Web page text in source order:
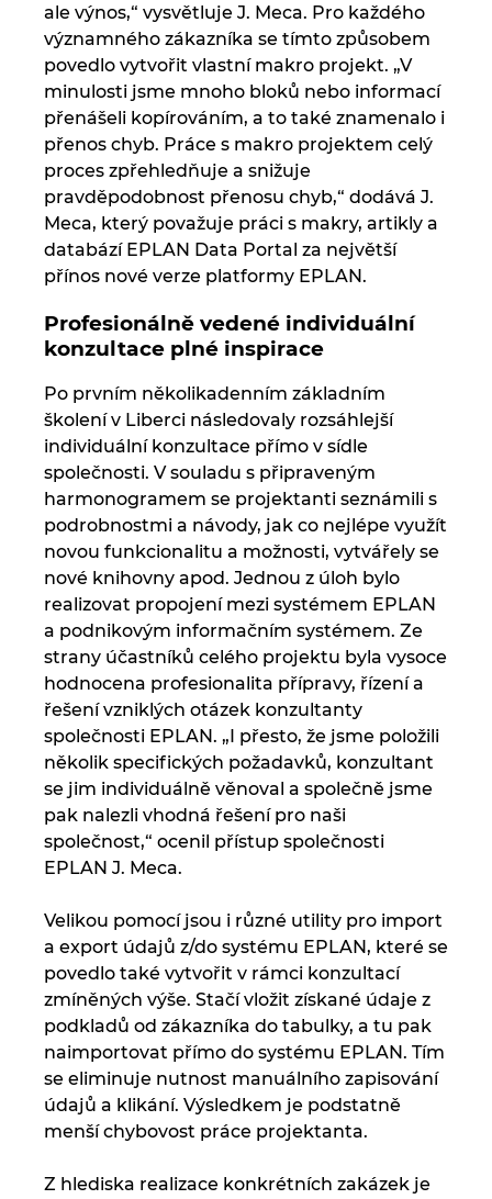
ale výnos,“ vysvětluje J. Meca. Pro každého
významného zákazníka se tímto způsobem
povedlo vytvořit vlastní makro projekt. „V
minulosti jsme mnoho bloků nebo informací
přenášeli kopírováním, a to také znamenalo i
přenos chyb. Práce s makro projektem celý
proces zpřehledňuje a snižuje
pravděpodobnost přenosu chyb,“ dodává J.
Meca, který považuje práci s makry, artikly a
databází EPLAN Data Portal za největší
přínos nové verze platformy EPLAN.
Profesionálně vedené individuální
konzultace plné inspirace
Po prvním několikadenním základním
školení v Liberci následovaly rozsáhlejší
individuální konzultace přímo v sídle
společnosti. V souladu s připraveným
harmonogramem se projektanti seznámili s
podrobnostmi a návody, jak co nejlépe využít
novou funkcionalitu a možnosti, vytvářely se
nové knihovny apod. Jednou z úloh bylo
realizovat propojení mezi systémem EPLAN
a podnikovým informačním systémem. Ze
strany účastníků celého projektu byla vysoce
hodnocena profesionalita přípravy, řízení a
řešení vzniklých otázek konzultanty
společnosti EPLAN. „I přesto, že jsme položili
několik specifických požadavků, konzultant
se jim individuálně věnoval a společně jsme
pak nalezli vhodná řešení pro naši
společnost,“ ocenil přístup společnosti
EPLAN J. Meca.
Velikou pomocí jsou i různé utility pro import
a export údajů z/do systému EPLAN, které se
povedlo také vytvořit v rámci konzultací
zmíněných výše. Stačí vložit získané údaje z
podkladů od zákazníka do tabulky, a tu pak
naimportovat přímo do systému EPLAN. Tím
se eliminuje nutnost manuálního zapisování
údajů a klikání. Výsledkem je podstatně
menší chybovost práce projektanta.
Z hlediska realizace konkrétních zakázek je